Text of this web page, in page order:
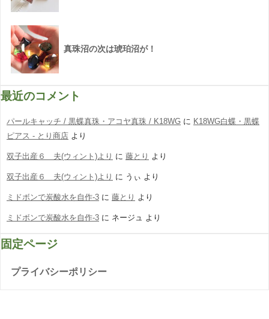
真珠沼の次は琥珀沼が！
最近のコメント
パールキャッチ / 黒蝶真珠・アコヤ真珠 / K18WG に K18WG白蝶・黒蝶
ピアス - とり商店 より
双子出産６ 夫(ウィント)より に 藤とり より
双子出産６ 夫(ウィント)より に うぃ より
ミドボンで炭酸水を自作-3 に 藤とり より
ミドボンで炭酸水を自作-3 に ネージュ より
固定ページ
プライバシーポリシー